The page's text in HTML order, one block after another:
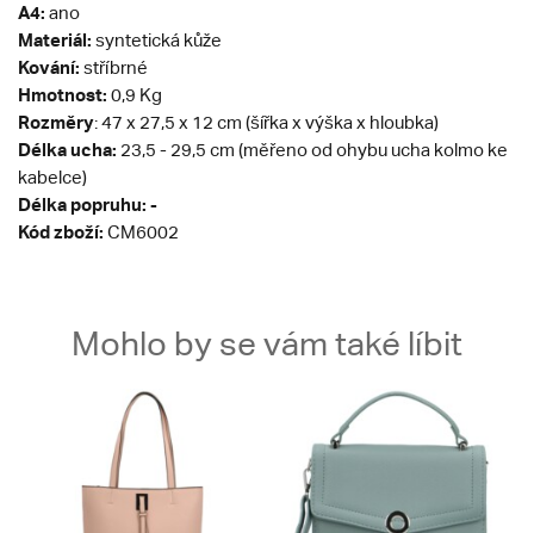
A4: ano
Materiál: syntetická kůže
Kování: stříbrné
Hmotnost: 0,9 Kg
Rozměry: 47 x 27,5 x 12 cm (šířka x výška x hloubka)
Délka ucha: 23,5 - 29,5 cm (měřeno od ohybu ucha kolmo ke
kabelce)
Délka popruhu: -
Kód zboží: CM6002
Mohlo by se vám také líbit